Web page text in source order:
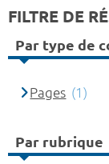
FILTRE DE
Par type de
Pages (1)
Par rubrique